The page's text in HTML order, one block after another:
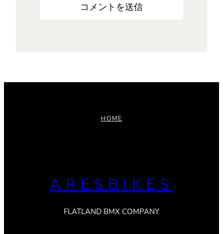
HOME
ARESBIKES
FLATLAND BMX COMPANY